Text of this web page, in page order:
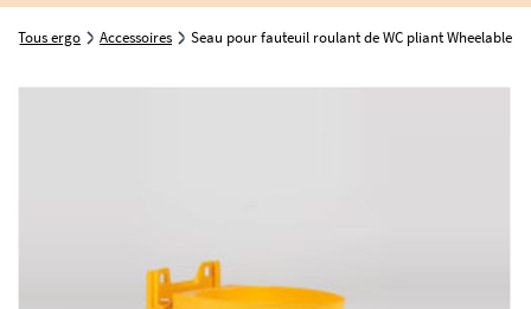
Tous ergo Accessoires Seau pour fauteuil roulant de WC pliant Wheelable